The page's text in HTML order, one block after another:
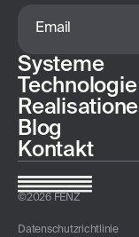
Systeme
Technologie
Blog
Kontakt
©2026FENZ
Datenschutzrichtlinie